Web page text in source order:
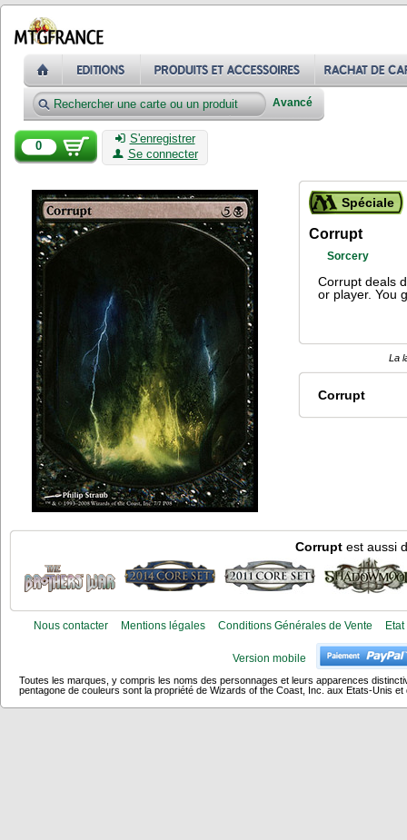
Avancé
0
S'enregistrer
Se connecter
Spéciale
Corrupt
Sorcery
Corrupt deals
or player. You
La
Corrupt
Corrupt est aussi
Nous contacter Mentions légales Conditions Générales de Vente
Version mobile
Toutes les marques, y compris les noms des personnages et leurs apparences
pentagone de couleurs sont la propriété de Wizards of the Coast, Inc. aux Etats-Unis